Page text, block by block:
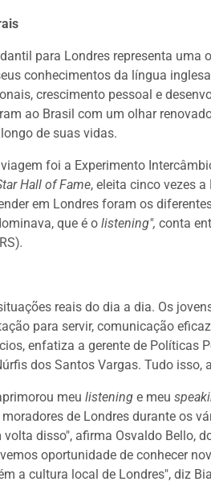
para Londres representa uma
conhecimentos da língua
crescimento pessoal e
ao Brasil com um olhar
de suas vidas.
foi a Experimento
Hall of Fame, eleita cinco vezes
em Londres foram os
que é o listening", conta
.
reais do dia a dia. Os
para servir, comunicação
enfatiza a gerente de Políticas
dos Santos Vargas. Tudo isso,
meu listening e meu
de Londres durante os
disso", afirma Osvaldo Bello,
oportunidade de conhecer
a cultura local de Londres", diz